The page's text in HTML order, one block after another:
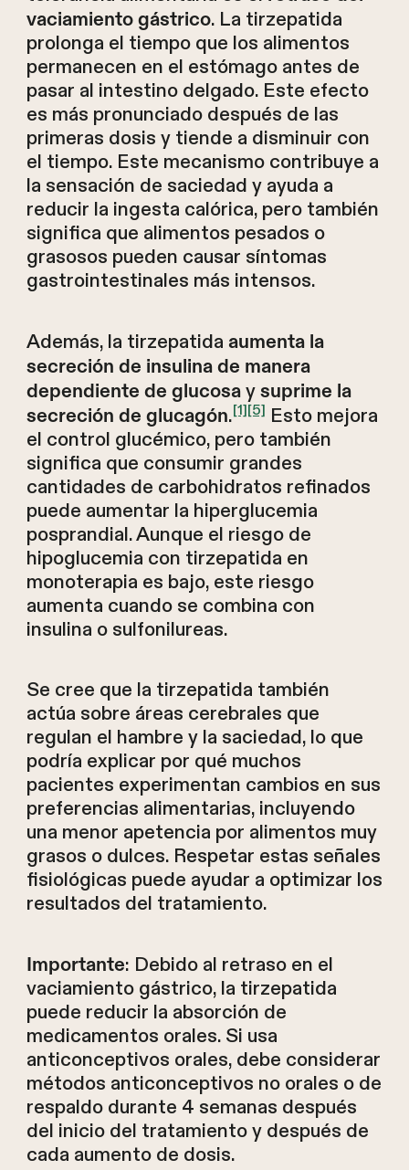
vaciamiento gástrico. La tirzepatida
prolonga el tiempo que los alimentos
permanecen en el estómago antes de
pasar al intestino delgado. Este efecto
es más pronunciado después de las
primeras dosis y tiende a disminuir con
el tiempo. Este mecanismo contribuye a
la sensación de saciedad y ayuda a
reducir la ingesta calórica, pero también
significa que alimentos pesados o
grasosos pueden causar síntomas
gastrointestinales más intensos.
Además, la tirzepatida aumenta la
secreción de insulina de manera
dependiente de glucosay suprime la
secreción de glucagón.[1][5] Esto mejora
el control glucémico, pero también
significa que consumir grandes
cantidades de carbohidratos refinados
puede aumentar la hiperglucemia
posprandial. Aunque el riesgo de
hipoglucemia con tirzepatida en
monoterapia es bajo, este riesgo
aumenta cuando se combina con
insulina o sulfonilureas.
Se cree que la tirzepatida también
actúa sobre áreas cerebrales que
regulan el hambre y la saciedad, lo que
podría explicar por qué muchos
pacientes experimentan cambios en sus
preferencias alimentarias, incluyendo
una menor apetencia por alimentos muy
grasos o dulces. Respetar estas señales
fisiológicas puede ayudar a optimizar los
resultados del tratamiento.
Importante: Debido al retraso en el
vaciamiento gástrico, la tirzepatida
puede reducir la absorción de
medicamentos orales. Si usa
anticonceptivos orales, debe considerar
métodos anticonceptivos no orales o de
respaldo durante 4 semanas después
del inicio del tratamiento y después de
cada aumento de dosis.